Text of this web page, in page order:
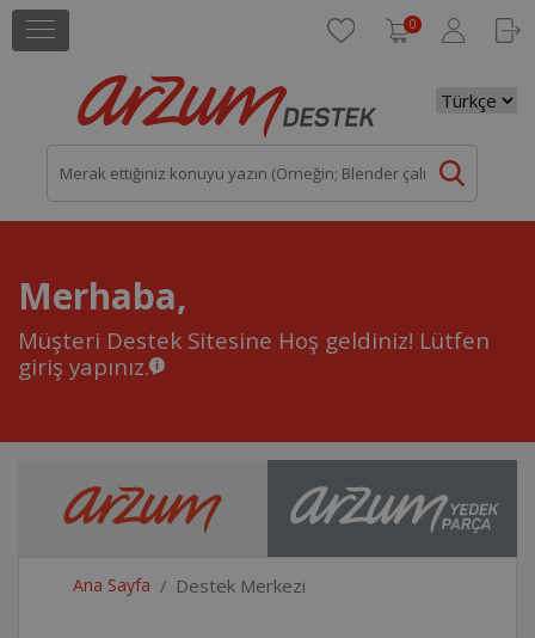
0
Merhaba,
Müşteri Destek Sitesine Hoş geldiniz! Lütfen
giriş yapınız.
Ana Sayfa Destek Merkezi